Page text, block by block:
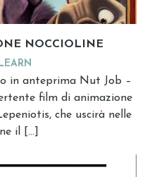
NOCCIOLINE
in anteprima Nut Job –
film di animazione
che uscirà nelle
il […]